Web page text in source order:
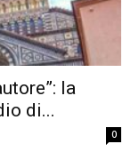
la
di...
0